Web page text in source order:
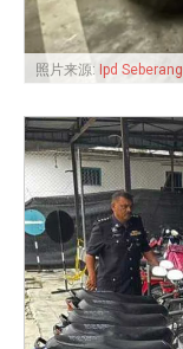
照片来源: Ipd